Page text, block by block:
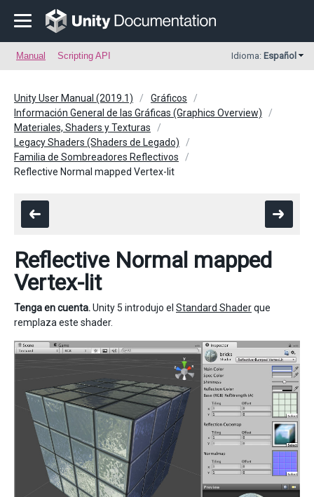
Manual Scripting API Idioma: Español
Unity User Manual (2019.1)
Gráficos
Información General de las Gráficas (Graphics Overview)
Materiales, Shaders y Texturas
Legacy Shaders (Shaders de Legado)
Familia de Sombreadores Reflectivos
Reflective Normal mapped Vertex-lit
Reflective Normal mapped
Vertex-lit
Tenga en cuenta.Unity 5 introdujo el Standard Shaderque
remplaza este shader.